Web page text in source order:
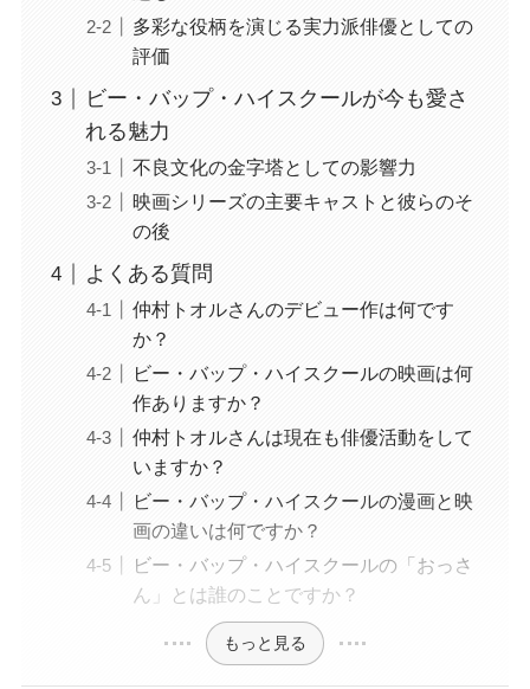
多彩な役柄を演じる実力派俳優としての
評価
ビー・バップ・ハイスクールが今も愛さ
れる魅力
不良文化の金字塔としての影響力
映画シリーズの主要キャストと彼らのそ
の後
よくある質問
仲村トオルさんのデビュー作は何です
か？
ビー・バップ・ハイスクールの映画は何
作ありますか？
仲村トオルさんは現在も俳優活動をして
いますか？
ビー・バップ・ハイスクールの漫画と映
画の違いは何ですか？
ビー・バップ・ハイスクールの「おっさ
ん」とは誰のことですか？
もっと見る